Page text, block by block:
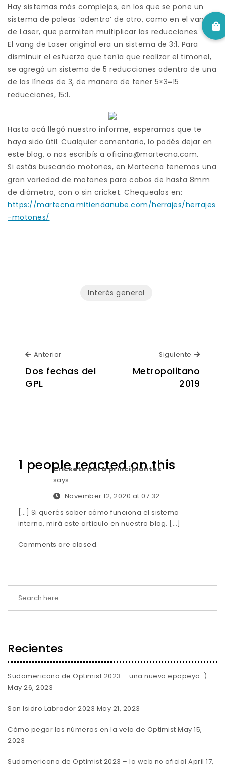
Hay sistemas más complejos, en los que se pone un
sistema de poleas ‘adentro’ de otro, como en el vang
de Laser, que permiten multiplicar las reducciones.
El vang de Laser original era un sistema de 3:1. Para
disminuir el esfuerzo que tenía que realizar el timonel,
se agregó un sistema de 5 reducciones adentro de una
de las líneas de 3, de manera de tener 5×3=15
reducciones, 15:1.
Hasta acá llegó nuestro informe, esperamos que te
haya sido útil. Cualquier comentario, lo podés dejar en
este blog, o nos escribís a oficina@martecna.com.
Si estás buscando motones, en Martecna tenemos una
gran variedad de motones para cabos de hasta 8mm
de diámetro, con o sin cricket. Chequealos en:
https://martecna.mitiendanube.com/herrajes/herrajes
-motones/
Interés general
AnteriorAnterior
Dos fechas del
GPL
Siguiente
Metropolitano
2019
1 people reacted on this
Crickets para principiantes
says:
November 12, 2020 at 07:32
[…] Si querés saber cómo funciona el sistema
interno, mirá este artículo en nuestro blog. […]
Comments are closed.
Recientes
Sudamericano de Optimist 2023 – una nueva epopeya :)
May 26, 2023
San Isidro Labrador 2023 May 21, 2023
Cómo pegar los números en la vela de Optimist May 15,
2023
Sudamericano de Optimist 2023 – la web no oficial April 17,